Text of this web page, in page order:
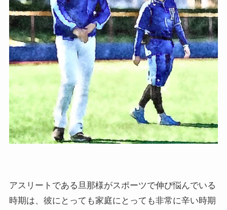
アスリートである旦那様がスポーツで伸び悩んでいる
時期は、彼にとっても家庭にとっても非常に辛い時期